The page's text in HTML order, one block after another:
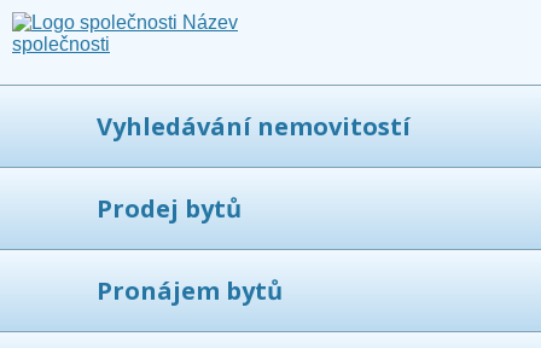
Vyhledávání nemovitostí
Prodej bytů
Pronájem bytů